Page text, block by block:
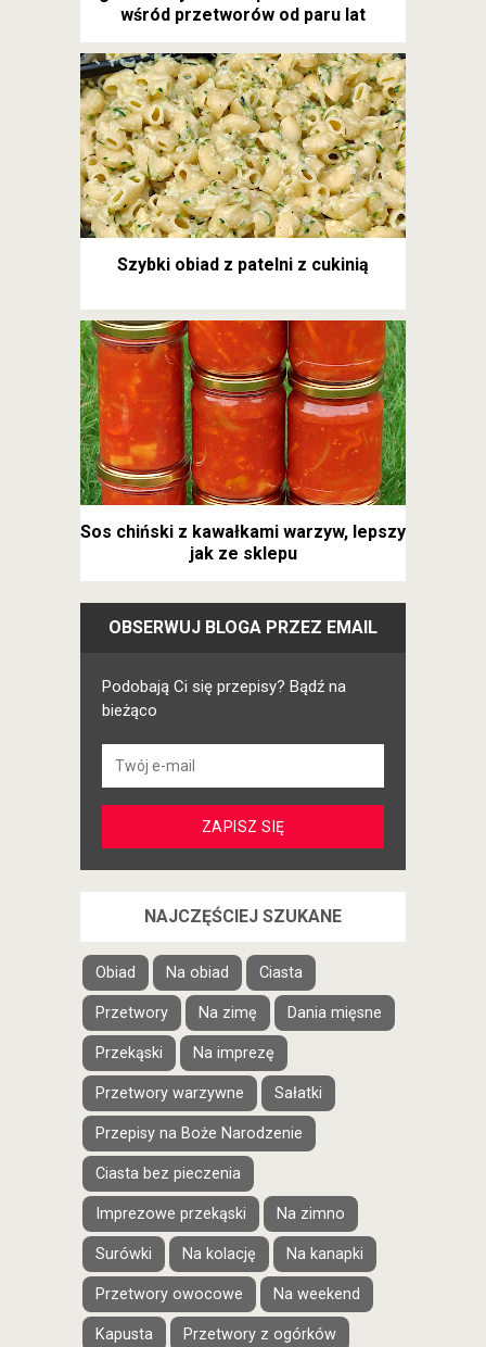
wśród przetworów od paru lat
Szybki obiad z patelni z cukinią
Sos chiński z kawałkami warzyw, lepszy
jak ze sklepu
OBSERWUJ BLOGA PRZEZ EMAIL
Podobają Ci się przepisy? Bądź na
bieżąco
NAJCZĘŚCIEJ SZUKANE
Obiad Na obiad Ciasta
Przetwory Na zimę Dania mięsne
Przekąski Na imprezę
Przetwory warzywne Sałatki
Przepisy na Boże Narodzenie
Ciasta bez pieczenia
Imprezowe przekąski Na zimno
Surówki Na kolację Na kanapki
Przetwory owocowe Na weekend
Kapusta Przetwory z ogórków